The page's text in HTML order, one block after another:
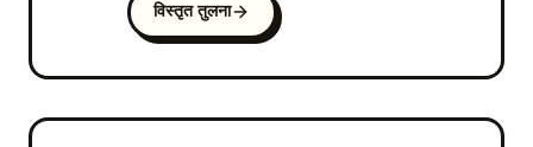
विस्तृत तुलना